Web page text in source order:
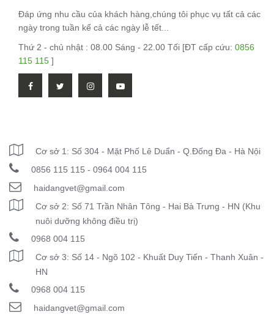
Đáp ứng nhu cầu của khách hàng,chúng tôi phục vụ tất cả các
ngày trong tuần kể cả các ngày lễ tết...
Thứ 2 - chủ nhật : 08.00 Sáng - 22.00 Tối [ĐT cấp cứu: 0856
115 115 ]
Cơ sở 1: Số 304 - Mặt Phố Lê Duẩn - Q.Đống Đa - Hà Nội
0856 115 115 - 0964 004 115
haidangvet@gmail.com
Cơ sở 2: Số 71 Trần Nhân Tông - Hai Bà Trưng - HN (Khu
nuôi dưỡng không điều trị)
0968 004 115
Cơ sở 3: Số 14 - Ngõ 102 - Khuất Duy Tiến - Thanh Xuân -
HN
0968 004 115
haidangvet@gmail.com